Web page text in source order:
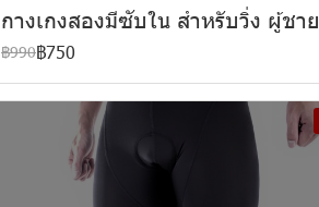
กางเกงสองมีซับใน สำหรับวิ่ง ผู้ชาย
฿990฿750